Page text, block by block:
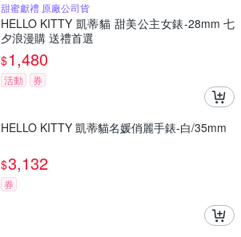
甜蜜獻禮 原廠公司貨
HELLO KITTY 凱蒂貓 甜美公主女錶-28mm 七
夕浪漫購 送禮首選
$1,480
活動 券
HELLO KITTY 凱蒂貓名媛俏麗手錶-白/35mm
$3,132
券